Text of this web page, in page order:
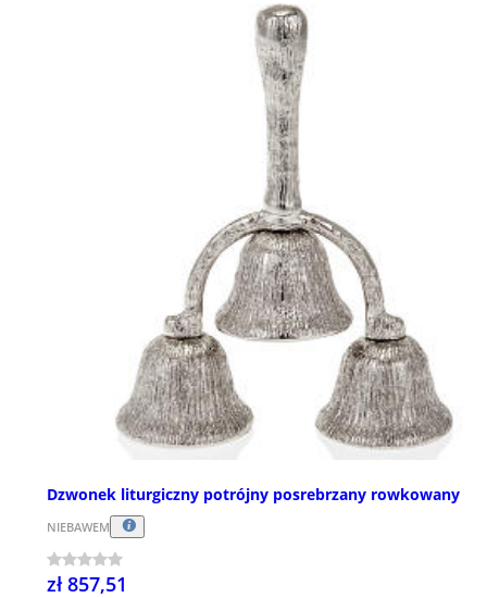
Dzwonek liturgiczny potrójny posrebrzany rowkowany
NIEBAWEM
zł 857,51